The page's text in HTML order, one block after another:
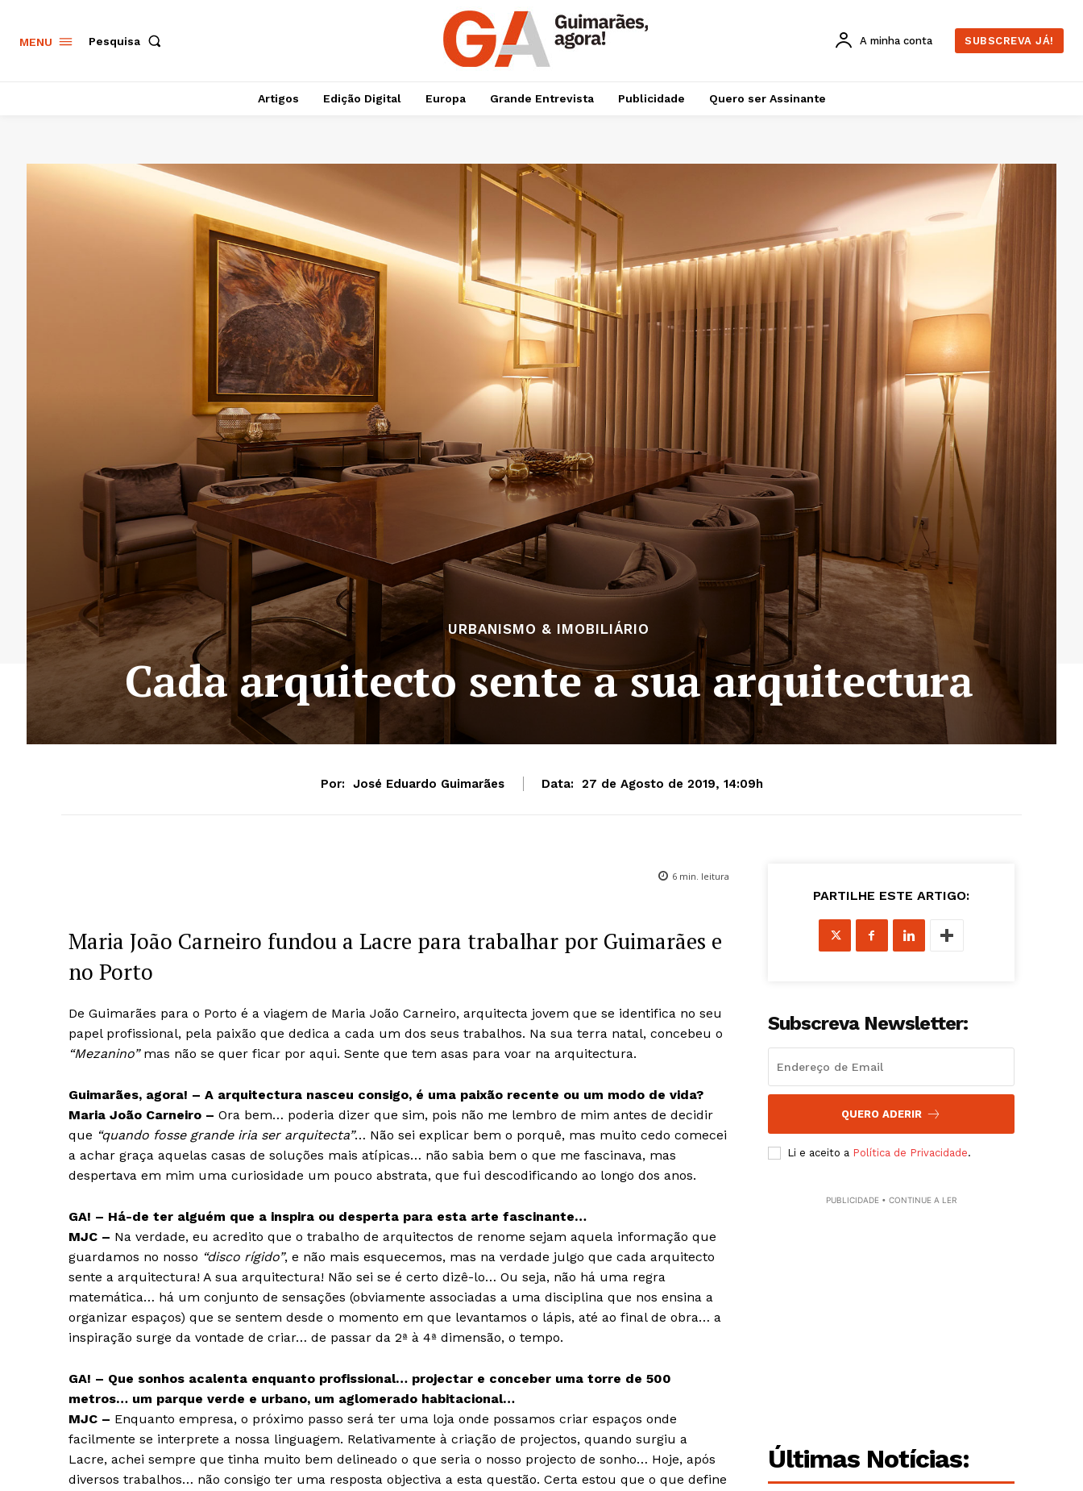
MENU Pesquisa A minha conta SUBSCREVA JÁ!
Artigos Edição Digital Europa Grande Entrevista Publicidade Quero ser Assinante
URBANISMO & IMOBILIÁRIO
Cada arquitecto sente a sua arquitectura
Por: José Eduardo Guimarães Data: 27 de Agosto de 2019, 14:09h
6min. leitura
Maria João Carneiro fundou a Lacre para trabalhar por Guimarães e
no Porto
De Guimarães para o Porto é a viagem de Maria João Carneiro, arquitecta jovem que se identifica no seu
papel profissional, pela paixão que dedica a cada um dos seus trabalhos. Na sua terra natal, concebeu o
“Mezanino”mas não se quer ficar por aqui. Sente que tem asas para voar na arquitectura.
Guimarães, agora! – A arquitectura nasceu consigo, é uma paixão recente ou um modo de vida?
Maria João Carneiro – Ora bem… poderia dizer que sim, pois não me lembro de mim antes de decidir
que “quando fosse grande iria ser arquitecta”… Não sei explicar bem o porquê, mas muito cedo comecei
a achar graça aquelas casas de soluções mais atípicas… não sabia bem o que me fascinava, mas
despertava em mim uma curiosidade um pouco abstrata, que fui descodificando ao longo dos anos.
GA! – Há-de ter alguém que a inspira ou desperta para esta arte fascinante…
MJC – Na verdade, eu acredito que o trabalho de arquitectos de renome sejam aquela informação que
guardamos no nosso “disco rígido”, e não mais esquecemos, mas na verdade julgo que cada arquitecto
sente a arquitectura! A sua arquitectura! Não sei se é certo dizê-lo… Ou seja, não há uma regra
matemática… há um conjunto de sensações (obviamente associadas a uma disciplina que nos ensina a
organizar espaços) que se sentem desde o momento em que levantamos o lápis, até ao final de obra… a
inspiração surge da vontade de criar… de passar da 2ª à 4ª dimensão, o tempo.
GA! – Que sonhos acalenta enquanto profissional… projectar e conceber uma torre de 500
metros… um parque verde e urbano, um aglomerado habitacional…
MJC – Enquanto empresa, o próximo passo será ter uma loja onde possamos criar espaços onde
facilmente se interprete a nossa linguagem. Relativamente à criação de projectos, quando surgiu a
Lacre, achei sempre que tinha muito bem delineado o que seria o nosso projecto de sonho… Hoje, após
diversos trabalhos… não consigo ter uma resposta objectiva a esta questão. Certa estou que o que define
PARTILHE ESTE ARTIGO:
Subscreva Newsletter:
QUERO ADERIR
Li e aceito a Política de Privacidade.
PUBLICIDADE • CONTINUE A LER
Últimas Notícias: